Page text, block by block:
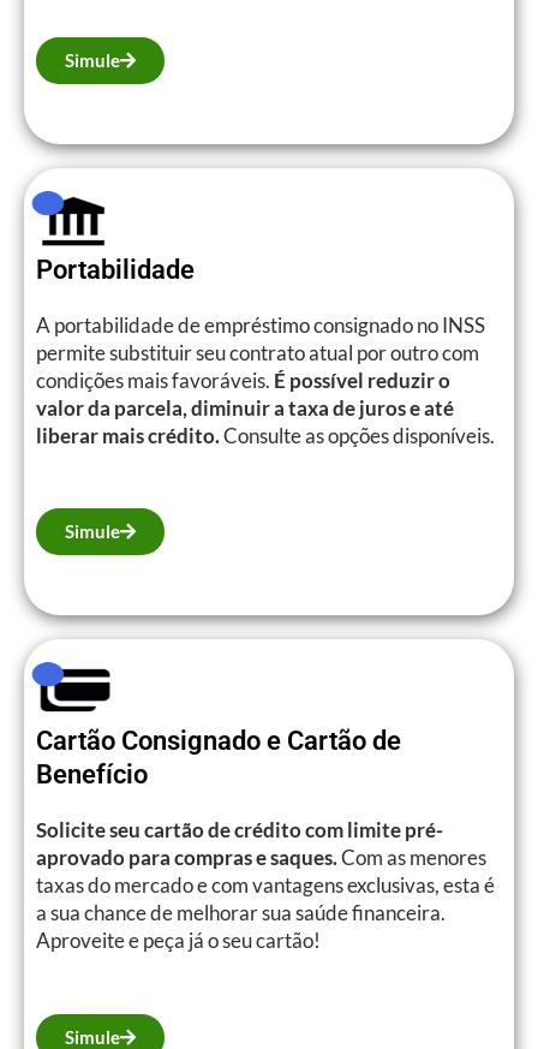
Simule
Portabilidade
A portabilidade de empréstimo consignado no INSS
permite substituir seu contrato atual por outro com
condições mais favoráveis. É possível reduzir o
valor da parcela, diminuir a taxa de juros e até
liberar mais crédito.Consulte as opções disponíveis.
Simule
Cartão Consignado e Cartão de
Benefício
Solicite seu cartão de crédito com limite pré-
aprovado para compras e saques.Com as menores
taxas do mercado e com vantagens exclusivas, esta é
a sua chance de melhorar sua saúde financeira.
Aproveite e peça já o seu cartão!
Simule